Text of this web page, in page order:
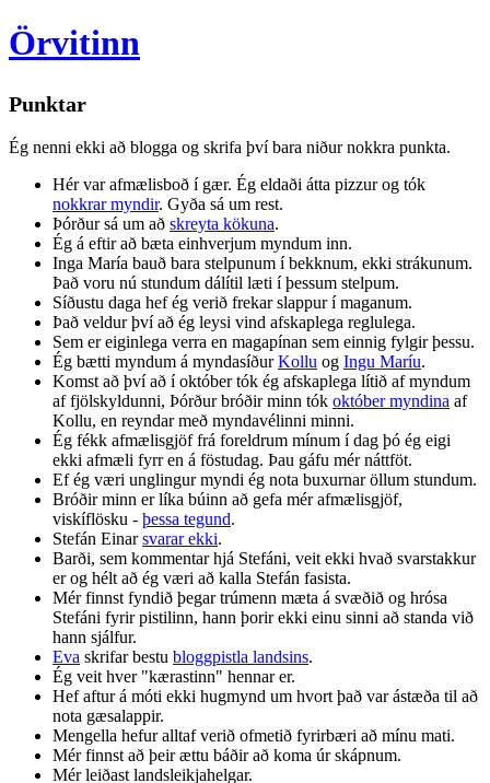
Örvitinn
Punktar
Ég nenni ekki að blogga og skrifa því bara niður nokkra punkta.
Hér var afmælisboð í gær. Ég eldaði átta pizzur og tók
nokkrar myndir. Gyða sá um rest.
Þórður sá um að skreyta kökuna.
Ég á eftir að bæta einhverjum myndum inn.
Inga María bauð bara stelpunum í bekknum, ekki strákunum.
Það voru nú stundum dálítil læti í þessum stelpum.
Síðustu daga hef ég verið frekar slappur í maganum.
Það veldur því að ég leysi vind afskaplega reglulega.
Sem er eiginlega verra en magapínan sem einnig fylgir þessu.
Ég bætti myndum á myndasíðurKollu og Ingu Maríu.
Komst að því að í október tók ég afskaplega lítið af myndum
af fjölskyldunni, Þórður bróðir minn tók október myndina af
Kollu, en reyndar með myndavélinni minni.
Ég fékk afmælisgjöf frá foreldrum mínum í dag þó ég eigi
ekki afmæli fyrr en á föstudag. Þau gáfu mér náttföt.
Ef ég væri unglingur myndi ég nota buxurnar öllum stundum.
Bróðir minn er líka búinn að gefa mér afmælisgjöf,
viskíflösku - þessa tegund.
Stefán Einarsvarar ekki.
Barði, sem kommentar hjá Stefáni, veit ekki hvað svarstakkur
er og hélt að ég væri að kalla Stefán fasista.
Mér finnst fyndið þegar trúmenn mæta á svæðið og hrósa
Stefáni fyrir pistilinn, hann þorir ekki einu sinni að standa við
hann sjálfur.
Eva skrifar bestu bloggpistla landsins.
Ég veit hver "kærastinn" hennar er.
Hef aftur á móti ekki hugmynd um hvort það var ástæða til að
nota gæsalappir.
Mengella hefur alltaf verið ofmetið fyrirbæri að mínu mati.
Mér finnst að þeir ættu báðir að koma úr skápnum.
Mér leiðast landsleikjahelgar.